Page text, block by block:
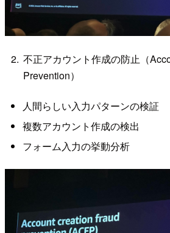
不正アカウント作成の防止（
Prevention）
人間らしい入力パターンの検証
複数アカウント作成の検出
フォーム入力の挙動分析